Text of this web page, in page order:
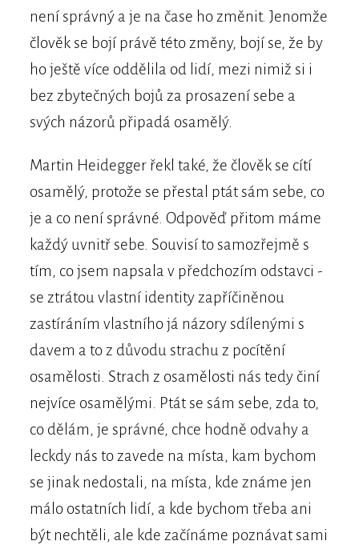
není správný a je na čase ho změnit. Jenomže
člověk se bojí právě této změny, bojí se, že by
ho ještě více oddělila od lidí, mezi nimiž si i
bez zbytečných bojů za prosazení sebe a
svých názorů připadá osamělý.
Martin Heidegger řekl také, že člověk se cítí
osamělý, protože se přestal ptát sám sebe, co
je a co není správné. Odpověď přitom máme
každý uvnitř sebe. Souvisí to samozřejmě s
tím, co jsem napsala v předchozím odstavci -
se ztrátou vlastní identity zapříčiněnou
zastíráním vlastního já názory sdílenými s
davem a to z důvodu strachu z pocítění
osamělosti. Strach z osamělosti nás tedy činí
nejvíce osamělými. Ptát se sám sebe, zda to,
co dělám, je správné, chce hodně odvahy a
leckdy nás to zavede na místa, kam bychom
se jinak nedostali, na místa, kde známe jen
málo ostatních lidí, a kde bychom třeba ani
být nechtěli, ale kde začínáme poznávat sami